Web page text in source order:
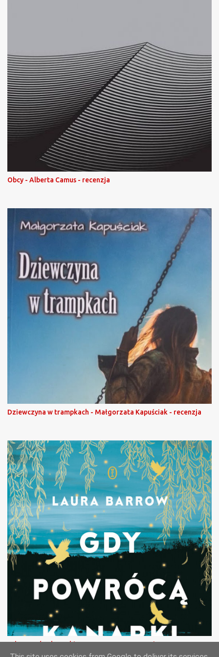
Obcy - Alberta Camus - recenzja
Dziewczyna w trampkach - Małgorzata Kapuściak - recenzja
Gdy powrócą kanarki - Laura Barrow - recenzja